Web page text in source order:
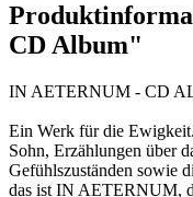
CD Album"
IN AETERNUM - CD
Ein Werk für die
Sohn, Erzählungen über
Gefühlszuständen sowie
das ist IN AETERNUM,